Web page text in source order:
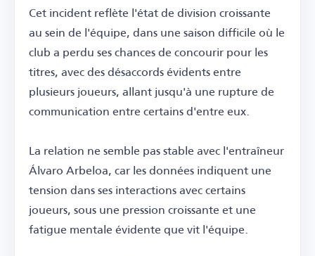
Cet incident reflète l'état de division croissante
au sein de l'équipe, dans une saison difficile où le
club a perdu ses chances de concourir pour les
titres, avec des désaccords évidents entre
plusieurs joueurs, allant jusqu'à une rupture de
communication entre certains d'entre eux.
La relation ne semble pas stable avec l'entraîneur
Álvaro Arbeloa, car les données indiquent une
tension dans ses interactions avec certains
joueurs, sous une pression croissante et une
fatigue mentale évidente que vit l'équipe.